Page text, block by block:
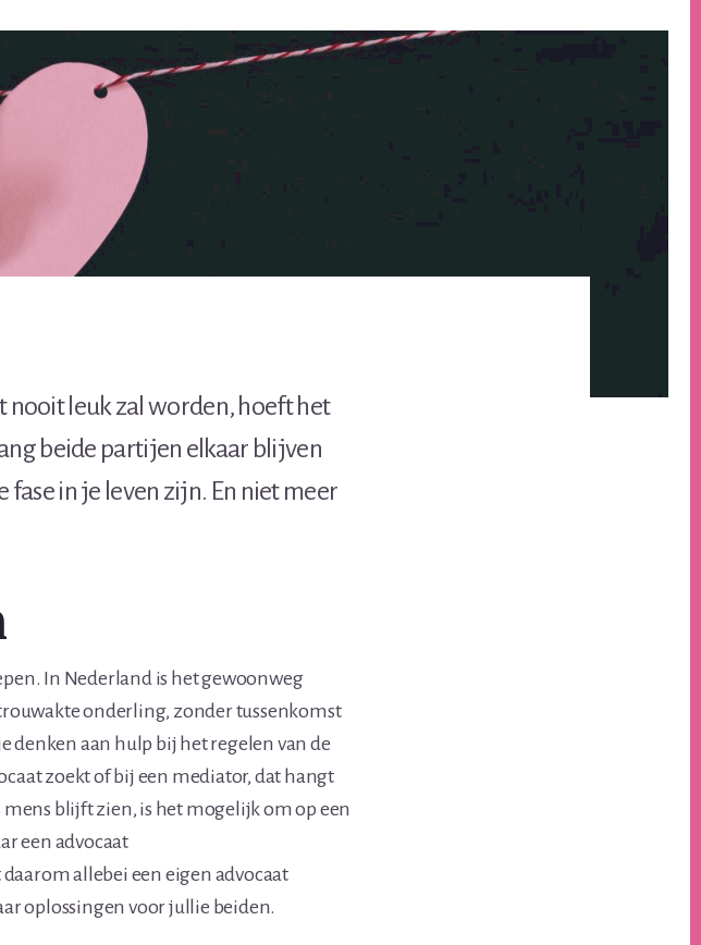
nooit leuk zal worden, hoeft het
beide partijen elkaar blijven
in je leven zijn. En niet meer
In Nederland is het gewoonweg
onderling, zonder tussenkomst
denken aan hulp bij het regelen van de
zoekt of bij een mediator, dat hangt
blijft zien, is het mogelijk om op een
een advocaat
allebei een eigen advocaat
oplossingen voor jullie beiden.